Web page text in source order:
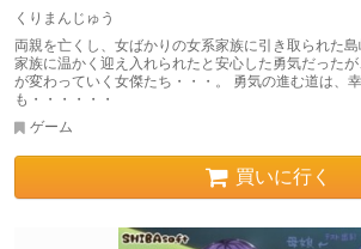
くりまんじゅう
両親を亡くし、女ばかりの女系家族に引き取られた
家族に温かく迎え入れられたと安心した勇気だった
が変わっていく女傑たち・・・。 勇気の進む道は、
も・・・・・・
ゲーム
買いに行く